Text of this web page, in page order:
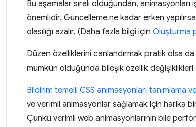
Bu aşamalar sıralı olduğundan,
önemlidir. Güncelleme ne kadar erken
olasılığı azalır. (Daha fazla bilgi için Oluşturma
Düzen özelliklerini canlandırmak pratik olsa
mümkün olduğunda bileşik özellik değişiklikleri
Bildirim temelli CSS animasyonları tanımlama
ve verimli animasyonlar sağlamak için harika
Çünkü verimli web animasyonlarının bile